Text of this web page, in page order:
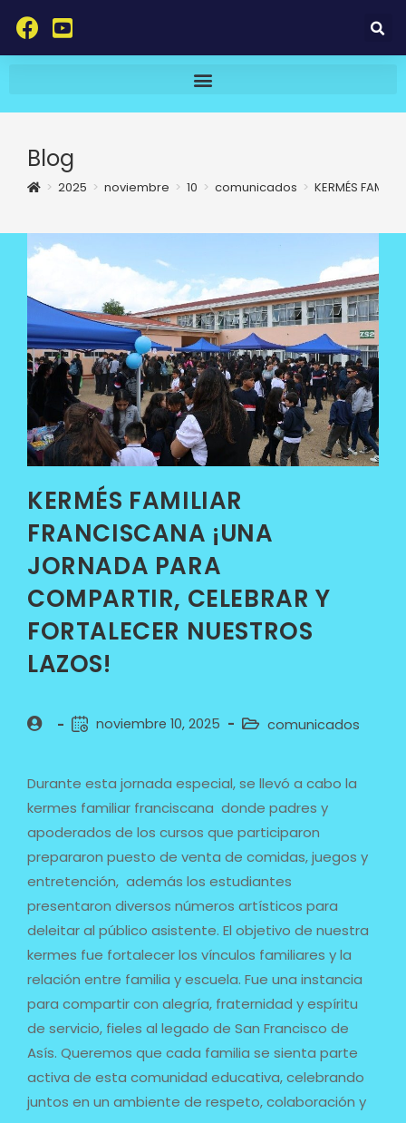
Blog
> 2025 > noviembre > 10 > comunicados > KERMÉS
KERMÉS FAMILIAR
FRANCISCANA ¡UNA
JORNADA PARA
COMPARTIR, CELEBRAR Y
FORTALECER NUESTROS
LAZOS!
noviembre 10, 2025 comunicados
Durante esta jornada especial, se llevó a cabo la
kermes familiar franciscana donde padres y
apoderados de los cursos que participaron
prepararon puesto de venta de comidas, juegos y
entretención, además los estudiantes
presentaron diversos números artísticos para
deleitar al público asistente. El objetivo de nuestra
kermes fue fortalecer los vínculos familiares y la
relación entre familia y escuela. Fue una instancia
para compartir con alegría, fraternidad y espíritu
de servicio, fieles al legado de San Francisco de
Asís. Queremos que cada familia se sienta parte
activa de esta comunidad educativa, celebrando
juntos en un ambiente de respeto, colaboración y